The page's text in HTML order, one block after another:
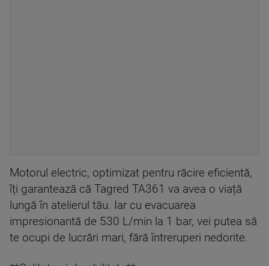
Motorul electric, optimizat pentru răcire eficientă,
îți garantează că Tagred TA361 va avea o viață
lungă în atelierul tău. Iar cu evacuarea
impresionantă de 530 L/min la 1 bar, vei putea să
te ocupi de lucrări mari, fără întreruperi nedorite.